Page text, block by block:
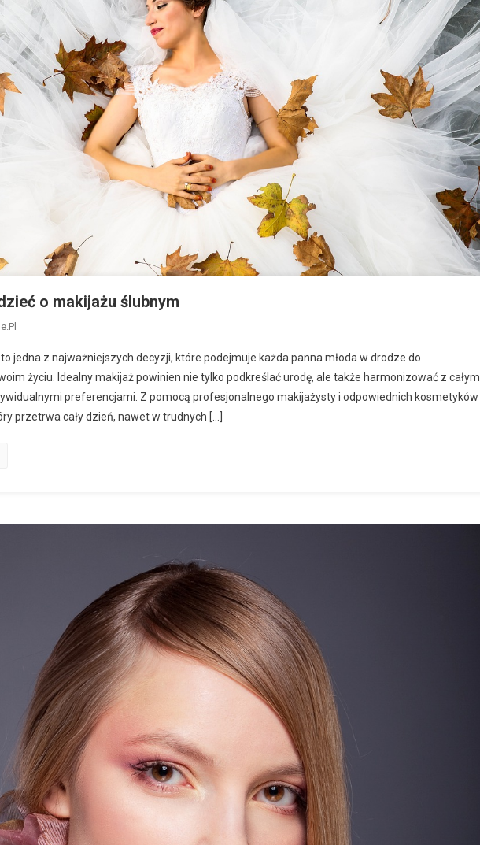
o makijażu ślubnym
jedna z najważniejszych decyzji, które podejmuje każda panna młoda w drodze do
życiu. Idealny makijaż powinien nie tylko podkreślać urodę, ale także harmonizować z całym
preferencjami. Z pomocą profesjonalnego makijażysty i odpowiednich kosmetyków
przetrwa cały dzień, nawet w trudnych […]